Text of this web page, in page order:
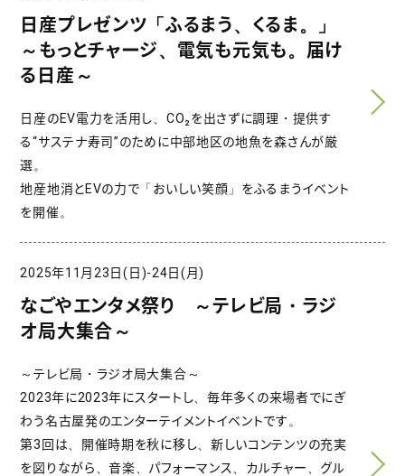
日産プレゼンツ「ふるまう、くるま。」
～もっとチャージ、電気も元気も。届け
る日産～
日産のEV電力を活用し、CO₂を出さずに調理・提供す
る“サステナ寿司”のために中部地区の地魚を森さんが厳
選。
地産地消とEVの力で「おいしい笑顔」をふるまうイベント
を開催。
2025年11月23日(日)-24日(月)
なごやエンタメ祭り ～テレビ局・ラジ
オ局大集合～
～テレビ局・ラジオ局大集合～
2023年に2023年にスタートし、毎年多くの来場者でにぎ
わう名古屋発のエンターテイメントイベントです。
第3回は、開催時期を秋に移し、新しいコンテンツの充実
を図りながら、音楽、パフォーマンス、カルチャー、グル